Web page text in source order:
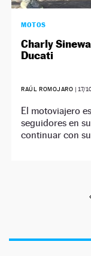
MOTOS
Charly
Ducati
RAÚL ROMOJARO | 17/
El motoviajero
seguidores en
continuar con